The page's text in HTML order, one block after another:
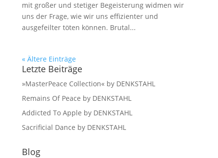
mit großer und stetiger Begeisterung widmen wir
uns der Frage, wie wir uns effizienter und
ausgefeilter töten können. Brutal...
« Ältere Einträge
Letzte Beiträge
»MasterPeace Collection« by DENKSTAHL
Remains Of Peace by DENKSTAHL
Addicted To Apple by DENKSTAHL
Sacrificial Dance by DENKSTAHL
Blog